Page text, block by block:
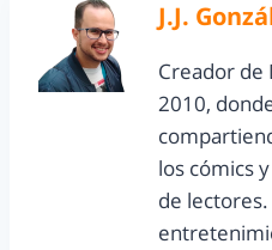
J.J.
Creador de
2010,
los cómics
de